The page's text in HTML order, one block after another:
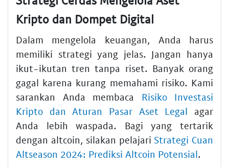
Kripto dan Dompet Digital
Dalam mengelola keuangan, Anda harus
memiliki strategi yang jelas. Jangan hanya
ikut-ikutan tren tanpa riset. Banyak orang
gagal karena kurang memahami risiko. Kami
sarankan Anda membaca Risiko Investasi
Kripto dan Aturan Pasar Aset Legal agar
Anda lebih waspada. Bagi yang tertarik
dengan altcoin, silakan pelajariStrategi Cuan
Altseason 2024: Prediksi Altcoin Potensial.